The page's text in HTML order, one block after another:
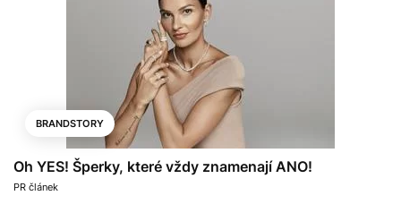
BRANDSTORY
Oh YES! Šperky, které vždy znamenají ANO!
PR článek